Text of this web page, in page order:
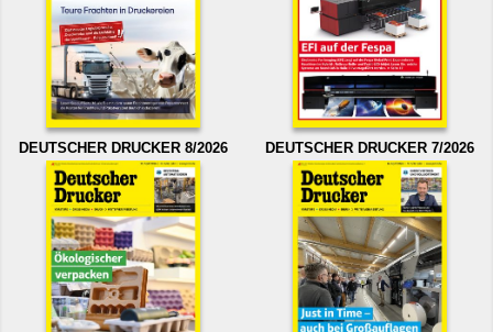
DEUTSCHER DRUCKER 8/2026 DEUTSCHER DRUCKER 7/2026